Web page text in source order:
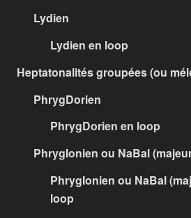
Lydien
Lydien en loop
Heptatonalités groupées (ou
PhrygDorien
PhrygDorien en loop
PhrygIonien ou NaBal
PhrygIonien ou NaBal
loop